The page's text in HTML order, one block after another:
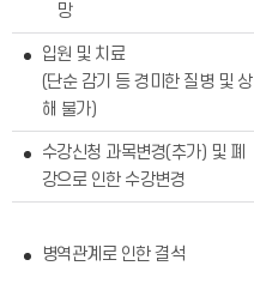
망
입원 및 치료
(단순 감기 등 경미한 질병 및 상
해 불가)
수강신청 과목변경(추가) 및 폐
강으로 인한 수강변경
병역관계로 인한 결석